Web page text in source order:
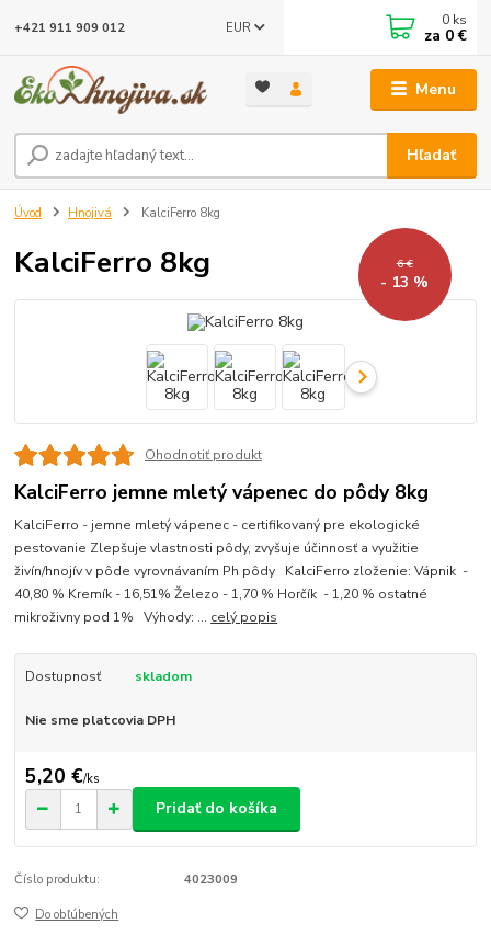
Menu
EUR
Hľadať
+421 911 909 012 0 ks
za 0 €
Úvod Hnojivá KalciFerro 8kg
KalciFerro 8kg 6 €
- 13 %
Ohodnotiť produkt
KalciFerro jemne mletý vápenec do pôdy 8kg
KalciFerro - jemne mletý vápenec - certifikovaný pre ekologické
pestovanie Zlepšuje vlastnosti pôdy, zvyšuje účinnosť a využitie
živín/hnojív v pôde vyrovnávaním Ph pôdy KalciFerro zloženie: Vápnik -
40,80 % Kremík - 16,51% Železo - 1,70 % Horčík - 1,20 % ostatné
mikroživny pod 1% Výhody: ... celý popis
Dostupnosť skladom
Nie sme platcovia DPH
5,20 €/ks
Pridať do košíka
Číslo produktu: 4023009
Do obľúbených